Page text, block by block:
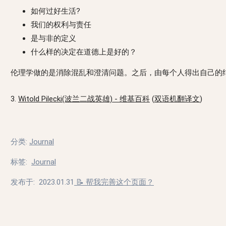
如何过好生活?
我们的权利与责任
是与非的定义
什么样的决定在道德上是好的？
伦理学做的是消除混乱和澄清问题。之后，由每个人得出自己的
3. Witold Pilecki(波兰二战英雄) - 维基百科 (双语机翻译文)
分类: Journal
标签: Journal
发布于: 2023.01.31 📝 帮我完善这个页面？